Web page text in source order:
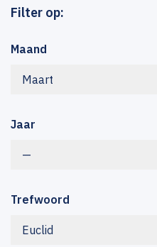
Filter op:
Maand
Maart
Jaar
—
Trefwoord
Euclid